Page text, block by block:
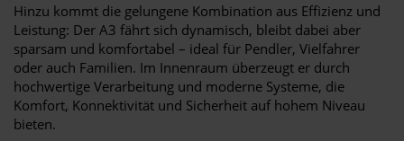
Hinzu kommt die gelungene Kombination aus Effizienz und
Leistung: Der A3 fährt sich dynamisch, bleibt dabei aber
sparsam und komfortabel – ideal für Pendler, Vielfahrer
oder auch Familien. Im Innenraum überzeugt er durch
hochwertige Verarbeitung und moderne Systeme, die
Komfort, Konnektivität und Sicherheit auf hohem Niveau
bieten.